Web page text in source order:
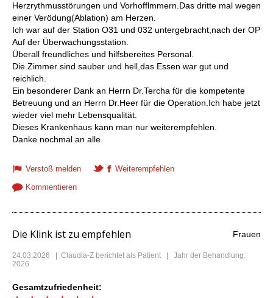
Herzrythmusstörungen und Vorhofflmmern.Das dritte mal wegen
einer Verödung(Ablation) am Herzen.
Ich war auf der Station O31 und 032 untergebracht,nach der OP
Auf der Überwachungsstation.
Überall freundliches und hilfsbereites Personal.
Die Zimmer sind sauber und hell,das Essen war gut und
reichlich.
Ein besonderer Dank an Herrn Dr.Tercha für die kompetente
Betreuung und an Herrn Dr.Heer für die Operation.Ich habe jetzt
wieder viel mehr Lebensqualität.
Dieses Krankenhaus kann man nur weiterempfehlen.
Danke nochmal an alle.
Verstoß melden
Weiterempfehlen
Kommentieren
Die Klink ist zu empfehlen Frauen
24.03.2026 Claudia-Z berichtet als Patient | Jahr der Behandlung:
2026
Gesamtzufriedenheit: